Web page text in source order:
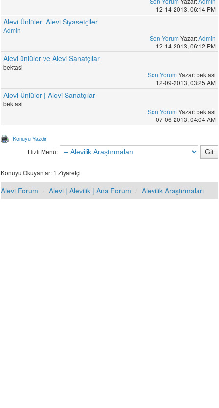
12-14-2013, 06:14 PM
Alevi Ünlüler- Alevi Siyasetçiler
Admin
Son Yorum Yazar:Admin
12-14-2013, 06:12 PM
Alevi ünlüler ve Alevi Sanatçılar
bektasi
Son Yorum Yazar: bektasi
12-09-2013, 03:25 AM
Alevi Ünlüler | Alevi Sanatçılar
bektasi
Son Yorum Yazar: bektasi
07-06-2013, 04:04 AM
Konuyu Yazdır
Hızlı Menü:
Konuyu Okuyanlar: 1 Ziyaretçi
Alevi Forum Alevi | Alevilik | Ana Forum Alevilik Araştırmaları